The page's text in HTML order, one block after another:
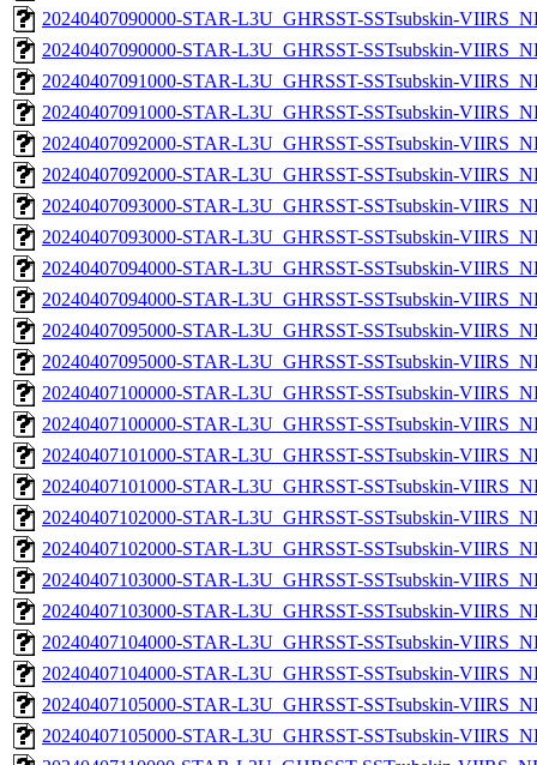
20240407090000-STAR-L3U_GHRSST-SSTsubskin-
20240407090000-STAR-L3U_GHRSST-SSTsubskin-
20240407091000-STAR-L3U_GHRSST-SSTsubskin-
20240407091000-STAR-L3U_GHRSST-SSTsubskin-
20240407092000-STAR-L3U_GHRSST-SSTsubskin-
20240407092000-STAR-L3U_GHRSST-SSTsubskin-
20240407093000-STAR-L3U_GHRSST-SSTsubskin-
20240407093000-STAR-L3U_GHRSST-SSTsubskin-
20240407094000-STAR-L3U_GHRSST-SSTsubskin-
20240407094000-STAR-L3U_GHRSST-SSTsubskin-
20240407095000-STAR-L3U_GHRSST-SSTsubskin-
20240407095000-STAR-L3U_GHRSST-SSTsubskin-
20240407100000-STAR-L3U_GHRSST-SSTsubskin-
20240407100000-STAR-L3U_GHRSST-SSTsubskin-
20240407101000-STAR-L3U_GHRSST-SSTsubskin-
20240407101000-STAR-L3U_GHRSST-SSTsubskin-
20240407102000-STAR-L3U_GHRSST-SSTsubskin-
20240407102000-STAR-L3U_GHRSST-SSTsubskin-
20240407103000-STAR-L3U_GHRSST-SSTsubskin-
20240407103000-STAR-L3U_GHRSST-SSTsubskin-
20240407104000-STAR-L3U_GHRSST-SSTsubskin-
20240407104000-STAR-L3U_GHRSST-SSTsubskin-
20240407105000-STAR-L3U_GHRSST-SSTsubskin-
20240407105000-STAR-L3U_GHRSST-SSTsubskin-